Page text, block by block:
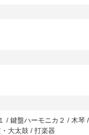
/ 鍵盤ハーモニカ２ / 木琴 /
大太鼓 / 打楽器